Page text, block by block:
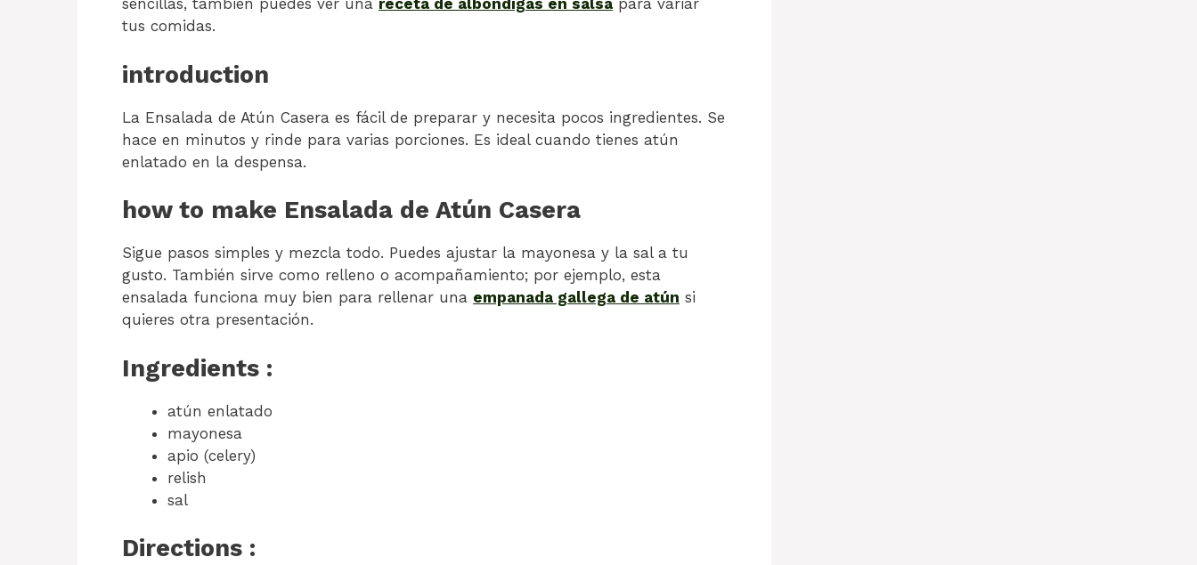
sencillas, también puedes ver una receta de albóndigas en salsa para variar
tus comidas.
introduction
La Ensalada de Atún Casera es fácil de preparar y necesita pocos ingredientes. Se
hace en minutos y rinde para varias porciones. Es ideal cuando tienes atún
enlatado en la despensa.
how to make Ensalada de Atún Casera
Sigue pasos simples y mezcla todo. Puedes ajustar la mayonesa y la sal a tu
gusto. También sirve como relleno o acompañamiento; por ejemplo, esta
ensalada funciona muy bien para rellenar una empanada gallega de atún si
quieres otra presentación.
Ingredients :
atún enlatado
mayonesa
apio (celery)
relish
sal
Directions :